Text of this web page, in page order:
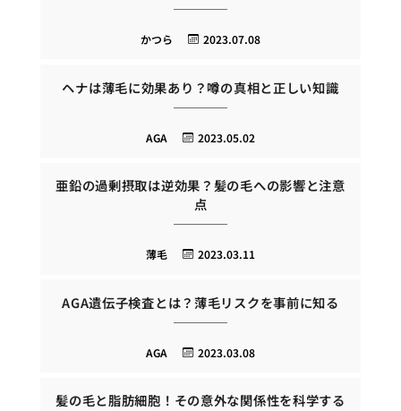
2023.07.08
かつら
ヘナは薄毛に効果あり？噂の真相と正しい知識
2023.05.02
AGA
亜鉛の過剰摂取は逆効果？髪の毛への影響と注意
点
2023.03.11
薄毛
AGA遺伝子検査とは？薄毛リスクを事前に知る
2023.03.08
AGA
髪の毛と脂肪細胞！その意外な関係性を科学する